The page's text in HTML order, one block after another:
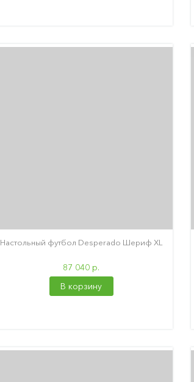
Настольный футбол Desperado Шериф XL
87 040 р.
В корзину